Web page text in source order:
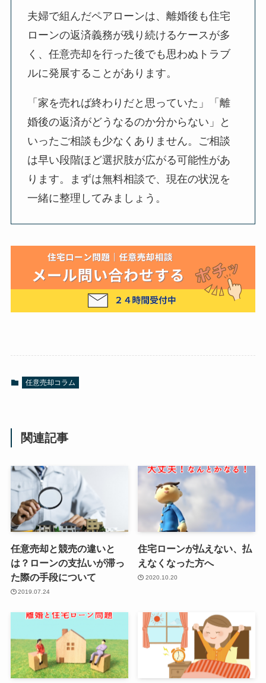
夫婦で組んだペアローンは、離婚後も住宅
ローンの返済義務が残り続けるケースが多
く、任意売却を行った後でも思わぬトラブ
ルに発展することがあります。
「家を売れば終わりだと思っていた」「離
婚後の返済がどうなるのか分からない」と
いったご相談も少なくありません。ご相談
は早い段階ほど選択肢が広がる可能性があ
ります。まずは無料相談で、現在の状況を
一緒に整理してみましょう。
任意売却コラム
関連記事
任意売却と競売の違いと
は？ローンの支払いが滞っ
た際の手段について
2019.07.24
住宅ローンが払えない、払
えなくなった方へ
2020.10.20